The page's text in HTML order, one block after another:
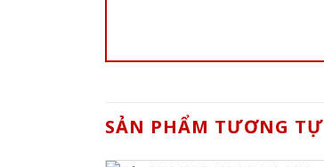
SẢN PHẨM TƯƠNG TỰ